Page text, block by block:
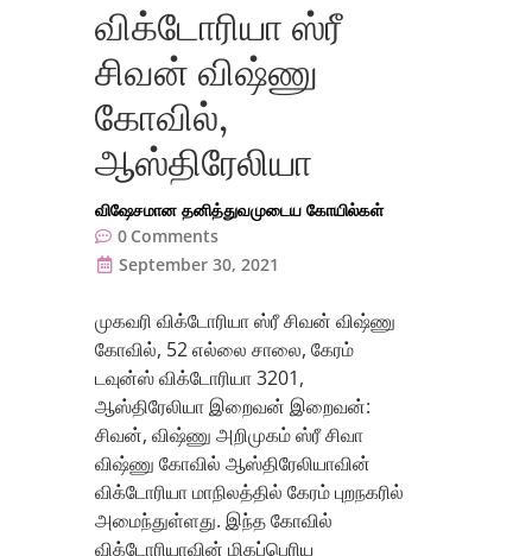
விக்டோரியா ஸ்ரீ
சிவன் விஷ்ணு
கோவில்,
ஆஸ்திரேலியா
விஷேசமான தனித்துவமுடைய கோயில்கள்
0 Comments
September 30, 2021
முகவரி விக்டோரியா ஸ்ரீ சிவன் விஷ்ணு
கோவில், 52 எல்லை சாலை, கேரம்
டவுன்ஸ் விக்டோரியா 3201,
ஆஸ்திரேலியா இறைவன் இறைவன்:
சிவன், விஷ்ணு அறிமுகம் ஸ்ரீ சிவா
விஷ்ணு கோவில் ஆஸ்திரேலியாவின்
விக்டோரியா மாநிலத்தில் கேரம் புறநகரில்
அமைந்துள்ளது. இந்த கோவில்
விக்டோரியாவின் மிகப்பெரிய